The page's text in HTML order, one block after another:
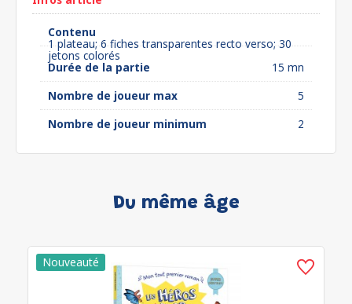
Contenu
1 plateau; 6 fiches transparentes recto verso; 30
jetons colorés
Durée de la partie
15 mn
Nombre de joueur max
5
Nombre de joueur minimum
2
Du même âge